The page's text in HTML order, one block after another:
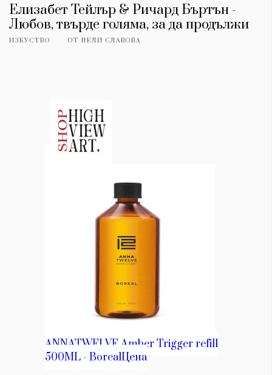
Елизабет Тейлър & Ричард Бъртън -
Любов, твърде голяма, за да продължи
ИЗКУСТВО ОТ НЕЛИ СЛАВОВА